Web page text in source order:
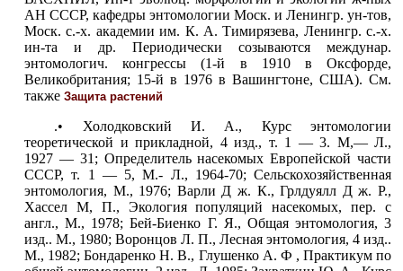
АН СССР, кафедры энтомологии Моск. и Ленингр. ун-тов,
Моск. с.-х. академии им. К. А. Тимирязева, Ленингр. с.-х.
ин-та и др. Периодически созываются междунар.
энтомологич. конгрессы (1-й в 1910 в Оксфорде,
Великобритания; 15-й в 1976 в Вашингтоне, США). См.
также Защита растений
.• Холодковский И. А., Курс энтомологии
теоретической и прикладной, 4 изд., т. 1 — 3. М,— Л.,
1927 — 31; Определитель насекомых Европейской части
СССР, т. 1 — 5, М.- Л., 1964-70; Сельскохозяйственная
энтомология, М., 1976; Варли Д ж. К., Грлдуялл Д ж. Р.,
Xассел М, П., Экология популяций насекомых, пер. с
англ., М., 1978; Бей-Биенко Г. Я., Общая энтомология, 3
изд.. М., 1980; Воронцов Л. П., Лесная энтомология, 4 изд..
М., 1982; Бондаренко Н. В., Глушенко А. Ф , Практикум по